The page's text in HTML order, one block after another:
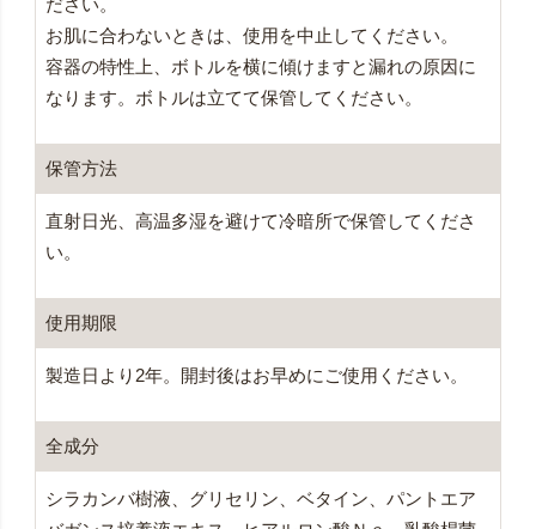
ださい。
お肌に合わないときは、使用を中止してください。
容器の特性上、ボトルを横に傾けますと漏れの原因に
なります。ボトルは立てて保管してください。
保管方法
直射日光、高温多湿を避けて冷暗所で保管してくださ
い。
使用期限
製造日より2年。開封後はお早めにご使用ください。
全成分
シラカンバ樹液、グリセリン、ベタイン、パントエア